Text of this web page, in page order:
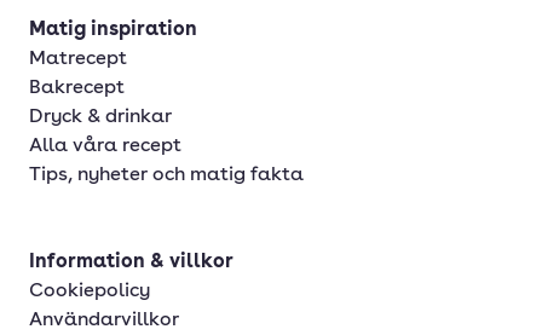
Matig inspiration
Matrecept
Bakrecept
Dryck & drinkar
Alla våra recept
Tips, nyheter och matig fakta
Information & villkor
Cookiepolicy
Användarvillkor